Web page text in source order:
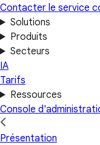
Contacter le service
Solutions
Produits
Secteurs
IA
Tarifs
Ressources
Console
Présentation